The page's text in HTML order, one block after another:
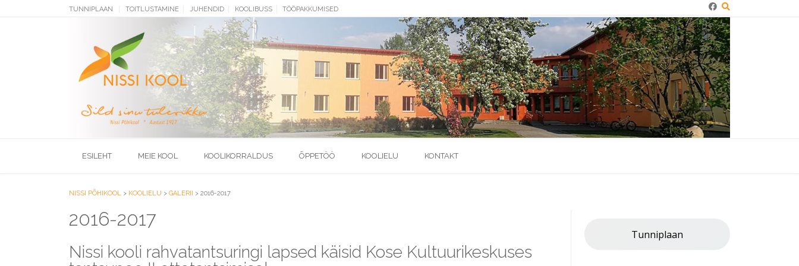
TUNNIPLAAN TOITLUSTAMINE JUHENDID KOOLIBUSS TÖÖPAKKUMISED
ESILEHT MEIE KOOL KOOLIKORRALDUS ÕPPETÖÖ KOOLIELU KONTAKT
NISSI PÕHIKOOL > KOOLIELU > GALERII > 2016-2017
2016-2017
Nissi kooli rahvatantsuringi lapsed käisid Kose Kultuurikeskuses
Tunniplaan